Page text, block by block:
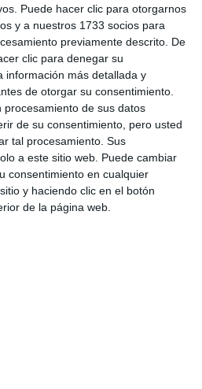
Puede hacer clic para otorgarnos
y a nuestros 1733 socios para
previamente descrito. De
clic para denegar su
información más detallada y
de otorgar su consentimiento.
de sus datos
de su consentimiento, pero usted
tal procesamiento. Sus
a este sitio web. Puede cambiar
consentimiento en cualquier
y haciendo clic en el botón
de la página web.
Mijas intensifica sus
durante el estado
podrán salir durante
al día a partir de este
decreta el estado